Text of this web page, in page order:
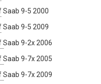
Saab 9-5 2000
Saab 9-5 2009
Saab 9-2x 2006
Saab 9-7x 2005
Saab 9-7x 2009